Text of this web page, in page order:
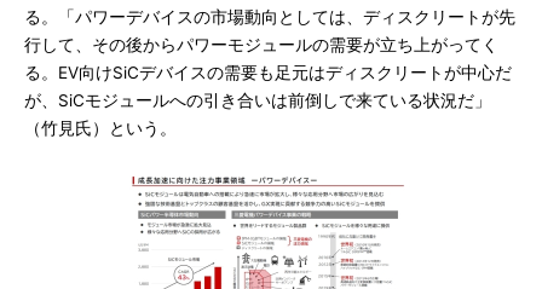
る。「パワーデバイスの市場動向としては、ディスクリートが先
行して、その後からパワーモジュールの需要が立ち上がってく
る。EV向けSiCデバイスの需要も足元はディスクリートが中心だ
が、SiCモジュールへの引き合いは前倒しで来ている状況だ」
（竹見氏）という。